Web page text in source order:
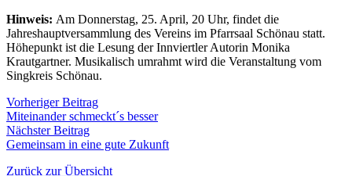
Hinweis: Am Donnerstag, 25. April, 20 Uhr, findet die
Jahreshauptversammlung des Vereins im Pfarrsaal Schönau statt.
Höhepunkt ist die Lesung der Innviertler Autorin Monika
Krautgartner. Musikalisch umrahmt wird die Veranstaltung vom
Singkreis Schönau.
Vorheriger Beitrag
Miteinander schmeckt´s besser
Nächster Beitrag
Gemeinsam in eine gute Zukunft
Zurück zur Übersicht